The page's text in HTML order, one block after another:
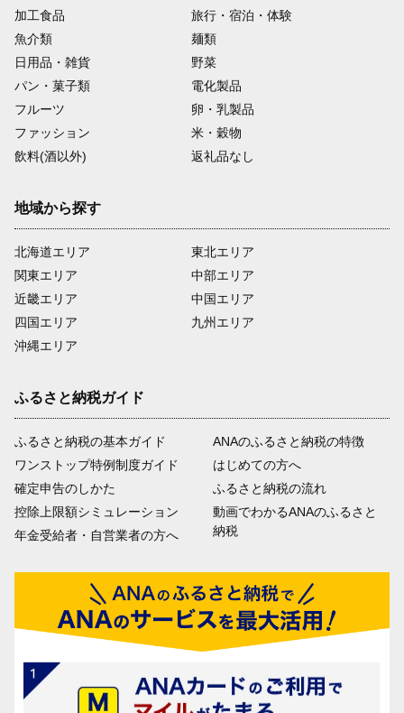
加工食品
旅行・宿泊・体験
魚介類
麺類
日用品・雑貨
野菜
パン・菓子類
電化製品
フルーツ
卵・乳製品
ファッション
米・穀物
飲料(酒以外)
返礼品なし
地域から探す
北海道エリア
関東エリア
近畿エリア
四国エリア
沖縄エリア
東北エリア
中部エリア
中国エリア
九州エリア
ふるさと納税ガイド
ふるさと納税の基本ガイド
ワンストップ特例制度ガイド
確定申告のしかた
控除上限額シミュレーション
年金受給者・自営業者の方へ
ANAのふるさと納税の特徴
はじめての方へ
ふるさと納税の流れ
動画でわかるANAのふるさと
納税